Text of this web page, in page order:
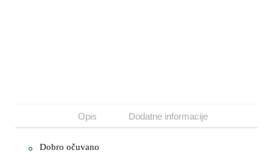
Opis Dodatne informacije
Dobro očuvano